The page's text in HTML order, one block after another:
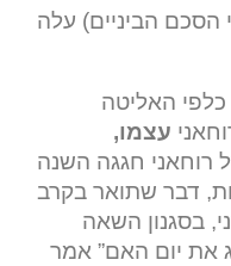
הסכם הביניים) עלה
כלפי האליטה
עצמו,
רוחאני חגגה השנה
דבר שתואר בקרב
בסגנון השאה
את יום האם” אמר